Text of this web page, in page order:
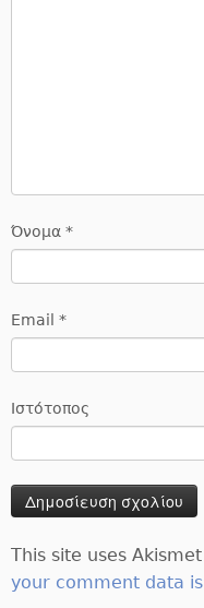
Όνομα *
Email *
Ιστότοπος
This site uses
your comment data